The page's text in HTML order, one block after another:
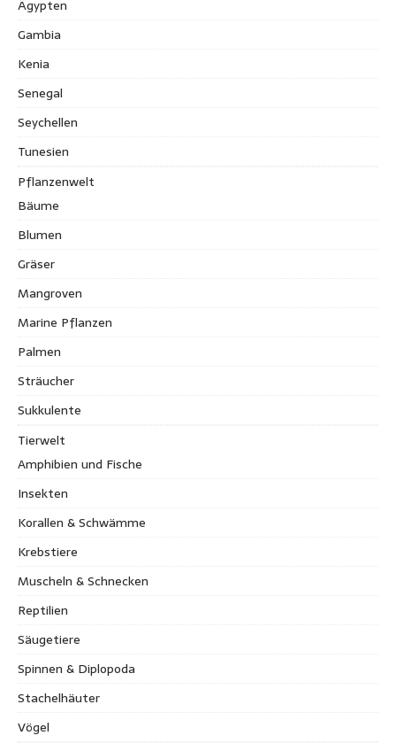
Ägypten
Gambia
Kenia
Senegal
Seychellen
Tunesien
Pflanzenwelt
Bäume
Blumen
Gräser
Mangroven
Marine Pflanzen
Palmen
Sträucher
Sukkulente
Tierwelt
Amphibien und Fische
Insekten
Korallen & Schwämme
Krebstiere
Muscheln & Schnecken
Reptilien
Säugetiere
Spinnen & Diplopoda
Stachelhäuter
Vögel